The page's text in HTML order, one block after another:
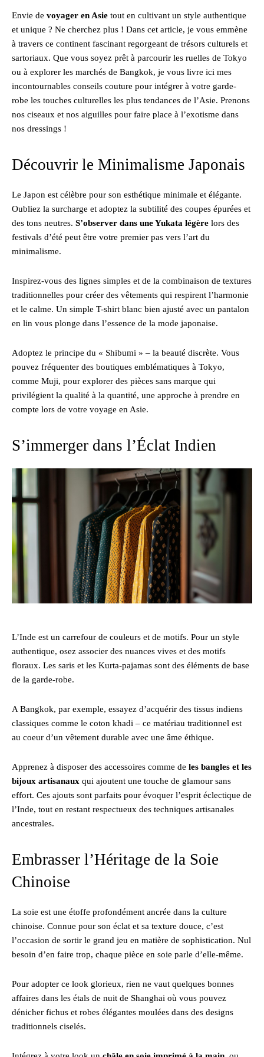
Envie de voyager en Asie tout en cultivant un style authentique
et unique ? Ne cherchez plus ! Dans cet article, je vous emmène
à travers ce continent fascinant regorgeant de trésors culturels et
sartoriaux. Que vous soyez prêt à parcourir les ruelles de Tokyo
ou à explorer les marchés de Bangkok, je vous livre ici mes
incontournables conseils couture pour intégrer à votre garde-
robe les touches culturelles les plus tendances de l’Asie. Prenons
nos ciseaux et nos aiguilles pour faire place à l’exotisme dans
nos dressings !
Découvrir le Minimalisme Japonais
Le Japon est célèbre pour son esthétique minimale et élégante.
Oubliez la surcharge et adoptez la subtilité des coupes épurées et
des tons neutres. S’observer dans une Yukata légère lors des
festivals d’été peut être votre premier pas vers l’art du
minimalisme.
Inspirez-vous des lignes simples et de la combinaison de textures
traditionnelles pour créer des vêtements qui respirent l’harmonie
et le calme. Un simple T-shirt blanc bien ajusté avec un pantalon
en lin vous plonge dans l’essence de la mode japonaise.
Adoptez le principe du « Shibumi » – la beauté discrète. Vous
pouvez fréquenter des boutiques emblématiques à Tokyo,
comme Muji, pour explorer des pièces sans marque qui
privilégient la qualité à la quantité, une approche à prendre en
compte lors de votre voyage en Asie.
S’immerger dans l’Éclat Indien
L’Inde est un carrefour de couleurs et de motifs. Pour un style
authentique, osez associer des nuances vives et des motifs
floraux. Les saris et les Kurta-pajamas sont des éléments de base
de la garde-robe.
A Bangkok, par exemple, essayez d’acquérir des tissus indiens
classiques comme le coton khadi – ce matériau traditionnel est
au coeur d’un vêtement durable avec une âme éthique.
Apprenez à disposer des accessoires comme de les bangles et les
bijoux artisanaux qui ajoutent une touche de glamour sans
effort. Ces ajouts sont parfaits pour évoquer l’esprit éclectique de
l’Inde, tout en restant respectueux des techniques artisanales
ancestrales.
Embrasser l’Héritage de la Soie
Chinoise
La soie est une étoffe profondément ancrée dans la culture
chinoise. Connue pour son éclat et sa texture douce, c’est
l’occasion de sortir le grand jeu en matière de sophistication. Nul
besoin d’en faire trop, chaque pièce en soie parle d’elle-même.
Pour adopter ce look glorieux, rien ne vaut quelques bonnes
affaires dans les étals de nuit de Shanghai où vous pouvez
dénicher fichus et robes élégantes moulées dans des designs
traditionnels ciselés.